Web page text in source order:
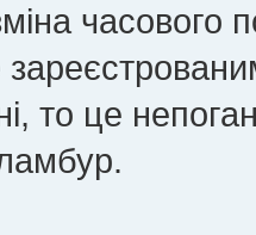
часового
то це